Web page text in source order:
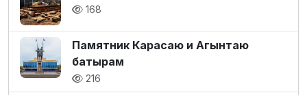
168
Памятник Карасаю и Агынтаю
батырам
216